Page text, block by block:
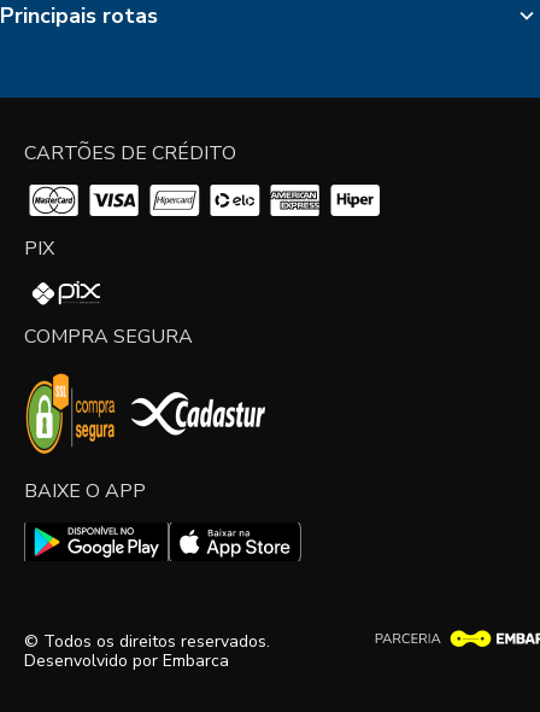
Principais rotas
CARTÕES DE CRÉDITO
PIX
COMPRA SEGURA
BAIXE O APP
© Todos os direitos reservados.
Desenvolvido por Embarca